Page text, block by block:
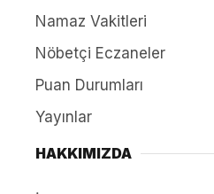
Namaz Vakitleri
Nöbetçi Eczaneler
Puan Durumları
Yayınlar
HAKKIMIZDA